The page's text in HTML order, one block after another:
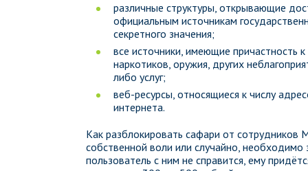
различные структуры, открывающие
официальным источникам
секретного значения;
все источники, имеющие причастность
наркотиков, оружия, других
либо услуг;
веб-ресурсы, относящиеся к числу
интернета.
Как разблокировать сафари от
собственной воли или случайно,
пользователь с ним не справится, ему